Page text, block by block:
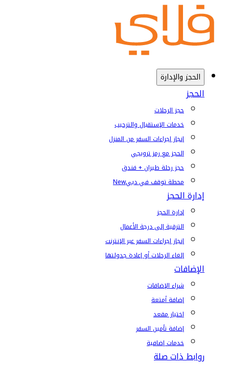
الحجز والإدارة
الحجز
حجز الرحلات
خدمات الإستقبال والترحيب
إنجاز إجراءات السفر من المنزل
الحجز مع رمز ترويجي
حجز رحلة طيران + فندق
محطة توقف في دبيNew
إدارة الحجز
إدارة الحجز
الترقية إلى درجة الأعمال
إنجاز إجراءات السفر عبر الإنترنت
إلغاء الرحلات أو إعادة جدولتها
الإضافات
شراء الإضافات
إضافة أمتعة
اختيار مقعد
إضافة تأمين السفر
خدمات إضافية
روابط ذات صلة